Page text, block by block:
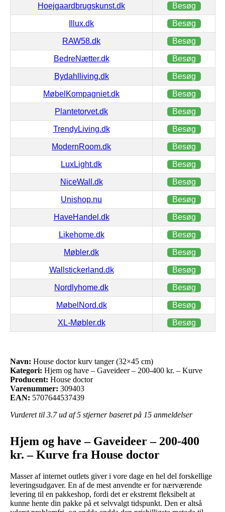
Hoejgaardbrugskunst.dk Besøg
Illux.dk Besøg
RAW58.dk Besøg
BedreNætter.dk Besøg
Bydahlliving.dk Besøg
MøbelKompagniet.dk Besøg
Plantetorvet.dk Besøg
TrendyLiving.dk Besøg
ModernRoom.dk Besøg
LuxLight.dk Besøg
NiceWall.dk Besøg
Unishop.nu Besøg
HaveHandel.dk Besøg
Likehome.dk Besøg
Møbler.dk Besøg
Wallstickerland.dk Besøg
Nordlyhome.dk Besøg
MøbelNord.dk Besøg
XL-Møbler.dk Besøg
Navn: House doctor kurv tanger (32×45 cm)
Kategori: Hjem og have – Gaveideer – 200-400 kr. – Kurve
Producent: House doctor
Varenummer: 309403
EAN: 5707644537439
Vurderet til 3.7ud af 5 stjerner baseret på 15 anmeldelser
Hjem og have – Gaveideer – 200-400
kr. – Kurve fra House doctor
Masser af internet outlets giver i vore dage en hel del forskellige
leveringsudgaver. En af de mest anvendte er for nærværende
levering til en pakkeshop, fordi det er ekstremt fleksibelt at
kunne hente din pakke på et selvvalgt tidspunkt. Den er altså